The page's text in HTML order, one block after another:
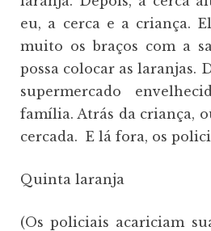
eu, a cerca e a criança.
muito os braços com a
possa colocar as laranjas.
supermercado
família. Atrás da criança,
cercada. E lá fora, os
Quinta laranja
(Os policiais acariciam